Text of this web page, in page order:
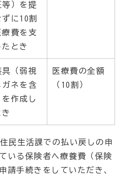
等）を提
に10割
療費を支
とき
具（弱視
ガネを含
を作成し
医療費の全額
（10割）
民生活課での払い戻しの申
いる保険者へ療養費（保険
請手続きをしていただき、